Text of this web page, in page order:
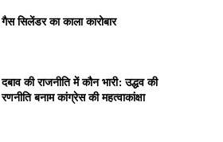
गैस सिलेंडर का काला कारोबार
दबाव की राजनीति में कौन भारी: उद्धव की
रणनीति बनाम कांग्रेस की महत्वाकांक्षा